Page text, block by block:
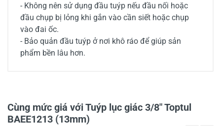
- Không nên sử dụng đầu tuýp nếu đầu nối hoặc
đầu chụp bị lỏng khi gắn vào cần siết hoặc chụp
vào đai ốc.
- Bảo quản đầu tuýp ở nơi khô ráo để giúp sản
phẩm bền lâu hơn.
Cùng mức giá với Tuýp lục giác 3/8" Toptul
BAEE1213 (13mm)